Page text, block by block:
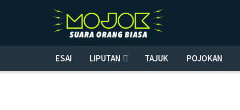
ESAI LIPUTAN TAJUK POJOKAN